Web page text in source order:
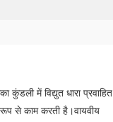
कुंडली में विद्युत धारा प्रवाहित
से काम करती है।वायवीय